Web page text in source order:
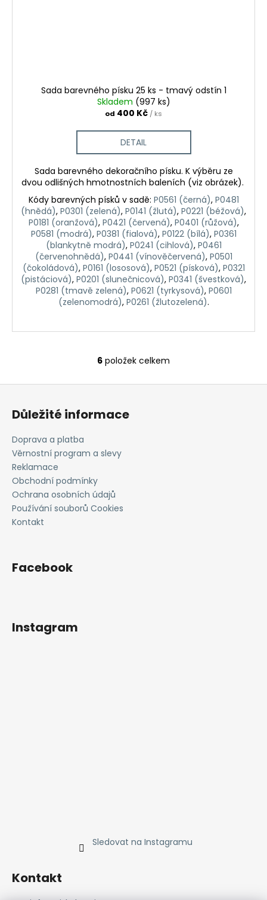
Sada barevného písku 25 ks - tmavý odstín 1
Skladem (997 ks)
od 400 Kč / ks
DETAIL
Sada barevného dekoračního písku. K výběru ze
dvou odlišných hmotnostních baleních (viz obrázek).
Kódy barevných písků v sadě: P0561 (černá), P0481
(hnědá), P0301 (zelená), P0141 (žlutá), P0221 (béžová),
P0181 (oranžová), P0421 (červená), P0401 (růžová),
P0581 (modrá), P0381 (fialová), P0122 (bílá), P0361
(blankytně modrá), P0241 (cihlová), P0461
(červenohnědá), P0441 (vínověčervená), P0501
(čokoládová), P0161 (lososová), P0521 (písková), P0321
(pistáciová), P0201 (slunečnicová), P0341 (švestková),
P0281 (tmavě zelená), P0621 (tyrkysová), P0601
(zelenomodrá), P0261 (žlutozelená).
O
v
6 položek celkem
Z
Důležité informace
Doprava a platba
Věrnostní program a slevy
Reklamace
Obchodní podmínky
Ochrana osobních údajů
Používání souborů Cookies
Kontakt
Facebook
Instagram
Sledovat na Instagramu
Kontakt